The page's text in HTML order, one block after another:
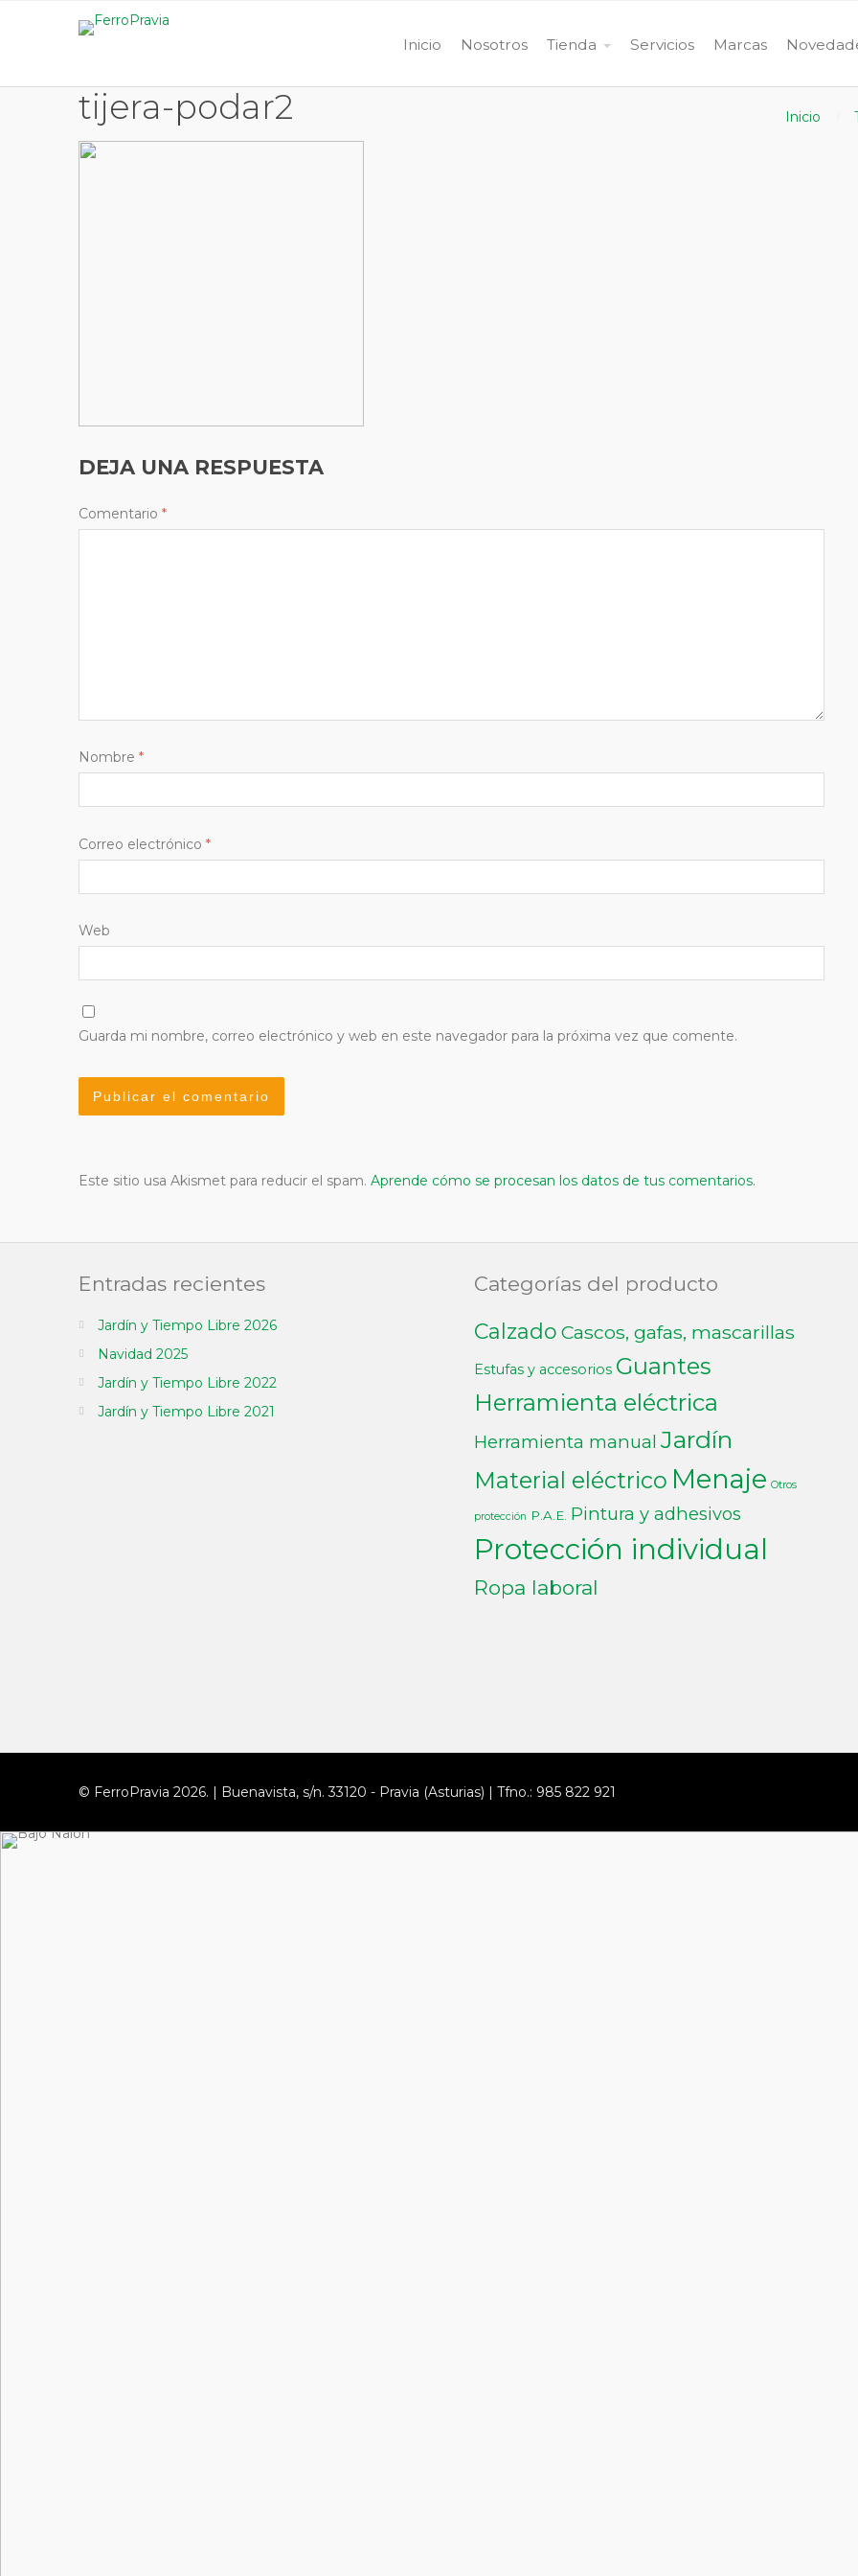
Inicio Nosotros Tienda Servicios Marcas
tijera-podar2 Inicio
DEJA UNA RESPUESTA
Comentario *
Nombre *
Correo electrónico *
Web
Guarda mi nombre, correo electrónico y web en este navegador para la próxima vez que comente.
Este sitio usa Akismet para reducir el spam. Aprende cómo se procesan los datos de tus comentarios.
Entradas recientes
Jardín y Tiempo Libre 2026
Navidad 2025
Jardín y Tiempo Libre 2022
Jardín y Tiempo Libre 2021
Categorías del producto
Calzado Cascos, gafas, mascarillas
Estufas y accesorios Guantes
Herramienta eléctrica
Herramienta manual Jardín
Material eléctrico Menaje Otros
protección P.A.E. Pintura y adhesivos
Protección individual
Ropa laboral
© FerroPravia 2026. | Buenavista, s/n. 33120 - Pravia (Asturias) | Tfno.: 985 822 921